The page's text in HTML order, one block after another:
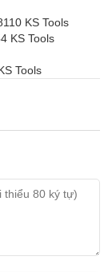
KS Tools
Tools